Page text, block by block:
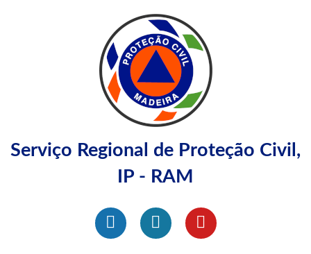
Serviço Regional de Proteção Civil,
IP - RAM